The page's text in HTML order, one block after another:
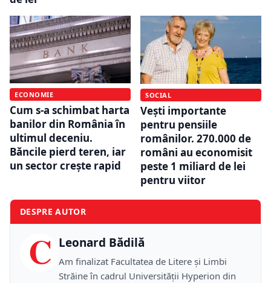
ECONOMIE
Cum s-a schimbat harta
banilor din România în
ultimul deceniu.
Băncile pierd teren, iar
un sector crește rapid
SOCIAL
Vești importante
pentru pensiile
românilor. 270.000 de
români au economisit
peste 1 miliard de lei
pentru viitor
DESPRE AUTOR
C Leonard Bădilă
Am finalizat Facultatea de Litere și Limbi
Străine în cadrul Universității Hyperion din